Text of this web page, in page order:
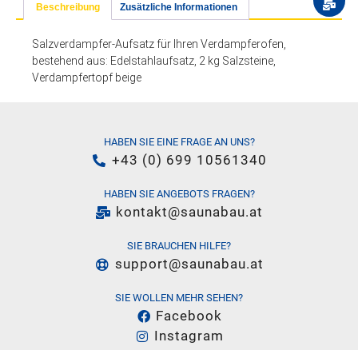
Beschreibung Zusätzliche Informationen
Salzverdampfer-Aufsatz für Ihren Verdampferofen,
bestehend aus: Edelstahlaufsatz, 2 kg Salzsteine,
Verdampfertopf beige
HABEN SIE EINE FRAGE AN UNS?
+43 (0) 699 10561340
HABEN SIE ANGEBOTS FRAGEN?
kontakt@saunabau.at
SIE BRAUCHEN HILFE?
support@saunabau.at
SIE WOLLEN MEHR SEHEN?
Facebook
Instagram